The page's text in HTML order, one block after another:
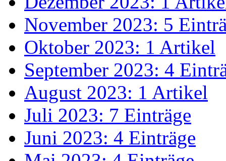
November 2023: 5
Oktober 2023: 1 Artikel
September 2023: 4
August 2023: 1 Artikel
Juli 2023: 7 Einträge
Juni 2023: 4 Einträge